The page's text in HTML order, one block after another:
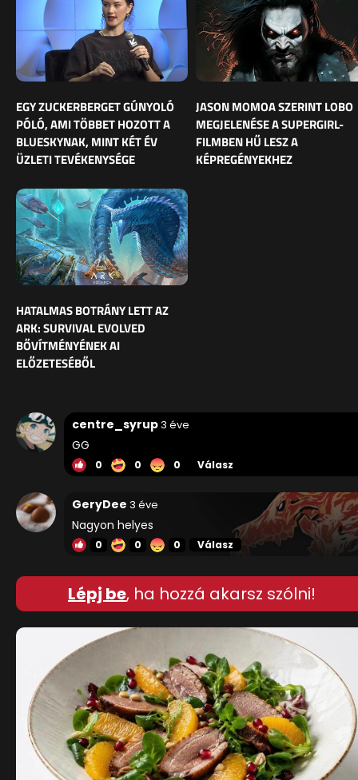
EGY ZUCKERBERGET GÚNYOLÓ
PÓLÓ, AMI TÖBBET HOZOTT A
BLUESKYNAK, MINT KÉT ÉV
ÜZLETI TEVÉKENYSÉGE
JASON MOMOA SZERINT LOBO
MEGJELENÉSE A SUPERGIRL-
FILMBEN HŰ LESZ A
KÉPREGÉNYEKHEZ
HATALMAS BOTRÁNY LETT AZ
ARK: SURVIVAL EVOLVED
BŐVÍTMÉNYÉNEK AI
ELŐZETESÉBŐL
centre_syrup3 éve
GG
0 0 0 Válasz
GeryDee 3 éve
Nagyon helyes
0 0 0 Válasz
Lépj be, ha hozzá akarsz szólni!